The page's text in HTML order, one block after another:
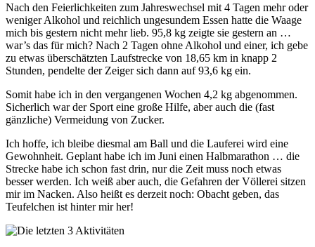
Nach den Feierlichkeiten zum Jahreswechsel mit 4 Tagen mehr oder
weniger Alkohol und reichlich ungesundem Essen hatte die Waage
mich bis gestern nicht mehr lieb. 95,8 kg zeigte sie gestern an …
war’s das für mich? Nach 2 Tagen ohne Alkohol und einer, ich gebe
zu etwas überschätzten Laufstrecke von 18,65 km in knapp 2
Stunden, pendelte der Zeiger sich dann auf 93,6 kg ein.
Somit habe ich in den vergangenen Wochen 4,2 kg abgenommen.
Sicherlich war der Sport eine große Hilfe, aber auch die (fast
gänzliche) Vermeidung von Zucker.
Ich hoffe, ich bleibe diesmal am Ball und die Lauferei wird eine
Gewohnheit. Geplant habe ich im Juni einen Halbmarathon … die
Strecke habe ich schon fast drin, nur die Zeit muss noch etwas
besser werden. Ich weiß aber auch, die Gefahren der Völlerei sitzen
mir im Nacken. Also heißt es derzeit noch: Obacht geben, das
Teufelchen ist hinter mir her!